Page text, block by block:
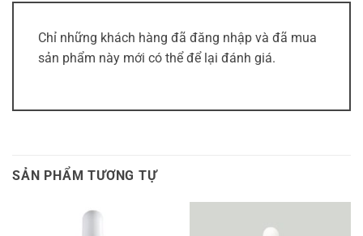
Chỉ những khách hàng đã đăng nhập và đã mua
sản phẩm này mới có thể để lại đánh giá.
SẢN PHẨM TƯƠNG TỰ